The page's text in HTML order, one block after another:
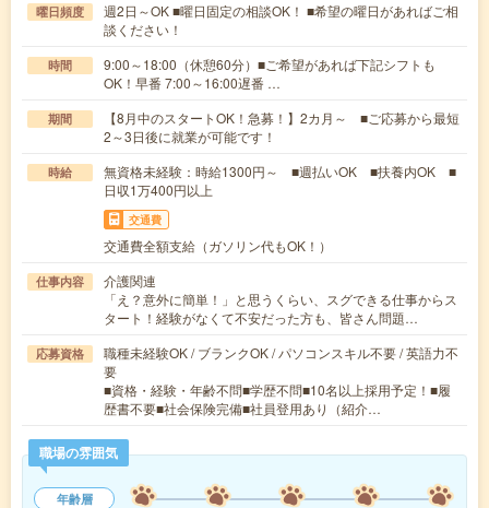
曜日頻度
週2日～OK ■曜日固定の相談OK！ ■希望の曜日があればご相
談ください！
時間
9:00～18:00（休憩60分）■ご希望があれば下記シフトも
OK！早番 7:00～16:00遅番 …
期間
【8月中のスタートOK！急募！】2カ月～ ■ご応募から最短
2～3日後に就業が可能です！
時給
無資格未経験：時給1300円～ ■週払いOK ■扶養内OK ■
日収1万400円以上
交通費
交通費全額支給（ガソリン代もOK！）
仕事内容
介護関連
「え？意外に簡単！」と思うくらい、スグできる仕事からス
タート！経験がなくて不安だった方も、皆さん問題…
応募資格
職種未経験OK / ブランクOK / パソコンスキル不要 / 英語力不
要
■資格・経験・年齢不問■学歴不問■10名以上採用予定！■履
歴書不要■社会保険完備■社員登用あり（紹介…
職場の雰囲気
年齢層